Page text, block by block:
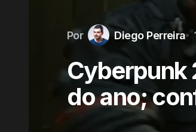
Por Diego Perreira
Cyberpunk
do ano;